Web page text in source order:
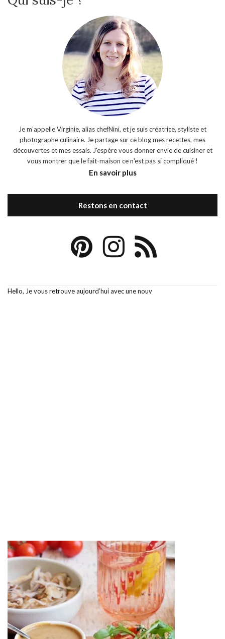
Je m’appelle Virginie, alias chefNini, et je suis créatrice, styliste et
photographe culinaire. Je partage sur ce blog mes recettes, mes
découvertes et mes essais. J'espère vous donner envie de cuisiner et
vous montrer que le fait-maison ce n'est pas si compliqué !
En savoir plus
Restons en contact
Hello, Je vous retrouve aujourd’hui avec une nouv